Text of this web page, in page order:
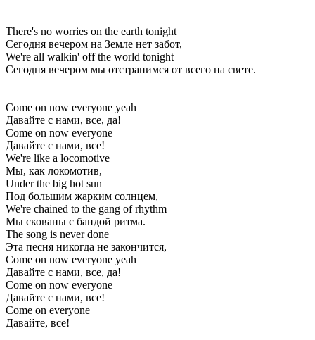
There's no worries on the earth tonight
Сегодня вечером на Земле нет забот,
We're all walkin' off the world tonight
Сегодня вечером мы отстранимся от всего на свете.
Come on now everyone yeah
Давайте с нами, все, да!
Come on now everyone
Давайте с нами, все!
We're like a locomotive
Мы, как локомотив,
Under the big hot sun
Под большим жарким солнцем,
We're chained to the gang of rhythm
Мы скованы с бандой ритма.
The song is never done
Эта песня никогда не закончится,
Come on now everyone yeah
Давайте с нами, все, да!
Come on now everyone
Давайте с нами, все!
Come on everyone
Давайте, все!